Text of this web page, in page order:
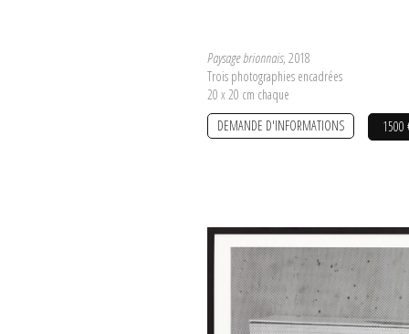
Paysage brionnais, 2018
Trois photographies encadrées
20 x 20 cm chaque
1500
DEMANDE D'INFORMATIONS